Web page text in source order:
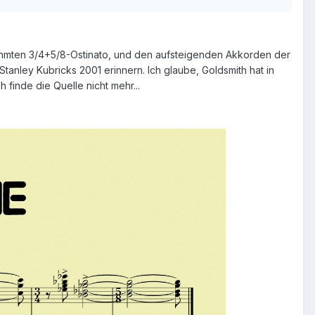
3/4+5/8-Ostinato, und den aufsteigenden Akkorden der
Kubricks 2001 erinnern. Ich glaube, Goldsmith hat in
finde die Quelle nicht mehr...